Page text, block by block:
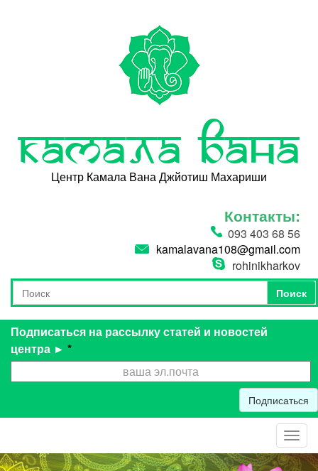
Камала Вана
Центр Камала Вана Джйотиш Махариши
Контакты:
093 403 68 56
kamalavana108@gmail.com
rohinikharkov
Форма поиска
Поиск
Поиск
Подписаться на рассылку статей и новостей
центра ► *
Подписаться